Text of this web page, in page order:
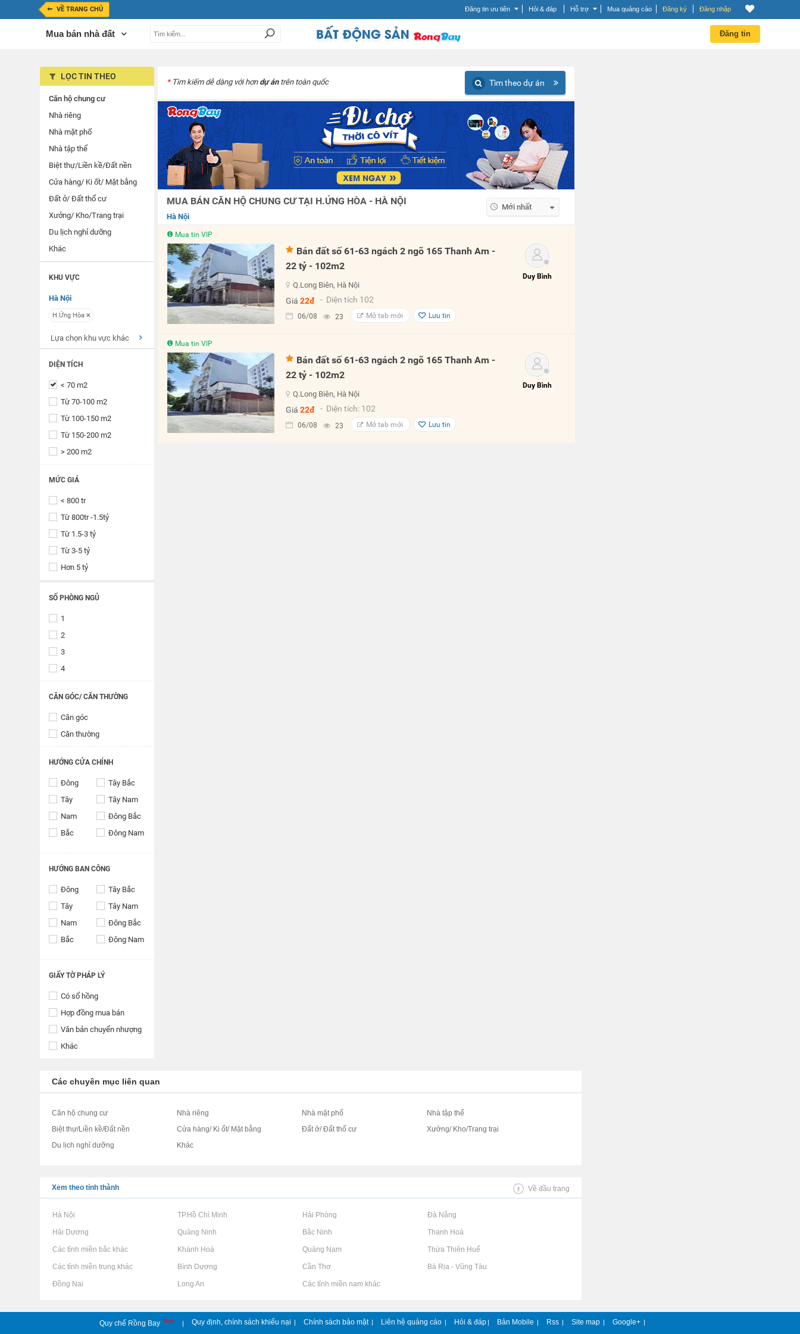
VỀ TRANG CHỦ Đăng tin ưu tiên Hỏi & đáp Hỗ trợ Mua quảng cáo Đăng ký Đăng nhập
Mua bán nhà đất Đăng tin
LỌC TIN THEO
Căn hộ chung cư
Nhà riêng
Nhà mặt phố
Nhà tập thể
Biệt thự/Liền kề/Đất nền
Cửa hàng/ Ki ốt/ Mặt bằng
Đất ở/ Đất thổ cư
Xưởng/ Kho/Trang trại
Du lịch nghỉ dưỡng
Khác
KHU VỰC
Hà Nội
H.Ứng Hòa
Lựa chọn khu vực khác
DIỆN TÍCH
< 70 m2
Từ 70-100 m2
Từ 100-150 m2
Từ 150-200 m2
> 200 m2
MỨC GIÁ
< 800 tr
Từ 800tr -1.5tỷ
Từ 1.5-3 tỷ
Từ 3-5 tỷ
Hơn 5 tỷ
SỐ PHÒNG NGỦ
1
2
3
4
CĂN GÓC/ CĂN THƯỜNG
Căn góc
Căn thường
HƯỚNG CỬA CHÍNH
Đông
Tây Bắc
Tây
Tây Nam
Nam
Đông Bắc
Bắc
Đông Nam
HƯỚNG BAN CÔNG
Đông
Tây Bắc
Tây
Tây Nam
Nam
Đông Bắc
Bắc
Đông Nam
GIẤY TỜ PHÁP LÝ
Có sổ hồng
Hợp đồng mua bán
Văn bản chuyển nhượng
Khác
* Tìm kiếm dễ dàng với hơn dự án trên toàn quốc Tìm theo dự án
MUA BÁN CĂN HỘ CHUNG CƯ TẠI H.ỨNG HÒA - HÀ NỘI
Hà Nội
Mới nhất
Giá tăng dần
Giá giảm dần
Mua tin VIP
Bán đất số 61-63 ngách 2 ngõ 165 Thanh Am -
22 tỷ - 102m2
Q.Long Biên, Hà Nội
Giá 22đ - Diện tích 102
06/08 23 Mở tab mới Lưu tin
Duy Bình
Mua tin VIP
Bán đất số 61-63 ngách 2 ngõ 165 Thanh Am -
22 tỷ - 102m2
Q.Long Biên, Hà Nội
Giá 22đ - Diện tích: 102
06/08 23 Mở tab mới Lưu tin
Duy Bình
Các chuyên mục liên quan
Căn hộ chung cư Nhà riêng Nhà mặt phố
Nhà tập thể
Biệt thự/Liền kề/Đất nền
Cửa hàng/ Ki ốt/ Mặt bằng Đất ở/ Đất thổ cư
Xưởng/ Kho/Trang trại
Du lịch nghỉ dưỡng
Khác
Xem theo tỉnh thành Về đầu trang
Rao vặt tại Hà Nội Rao vặt tại TP.Hồ Chí Minh Rao vặt tại Hải Phòng Rao vặt tại Đà Nẵng
Rao vặt tại Hải Dương Rao vặt tại Quảng Ninh Rao vặt tại Bắc Ninh Rao vặt tại Thanh Hoá
Rao vặt tại Các tỉnh miền bắc khác Rao vặt tại Khánh Hoà Rao vặt tại Quảng Nam Rao vặt tại Thừa Thiên Huế
Rao vặt tại Các tỉnh miền trung khác Rao vặt tại Bình Dương Rao vặt tại Cần Thơ Rao vặt tại Bà Rịa - Vũng Tàu
Rao vặt tại Đồng Nai Rao vặt tại Long An Rao vặt tại Các tỉnh miền nam khác
Quy chế Rồng Bay New | Quy định, chính sách khiếu nại | Chính sách bảo mật | Liên hệ quảng cáo | Hỏi & đáp | Bản Mobile | Rss | Site map | Google+ |